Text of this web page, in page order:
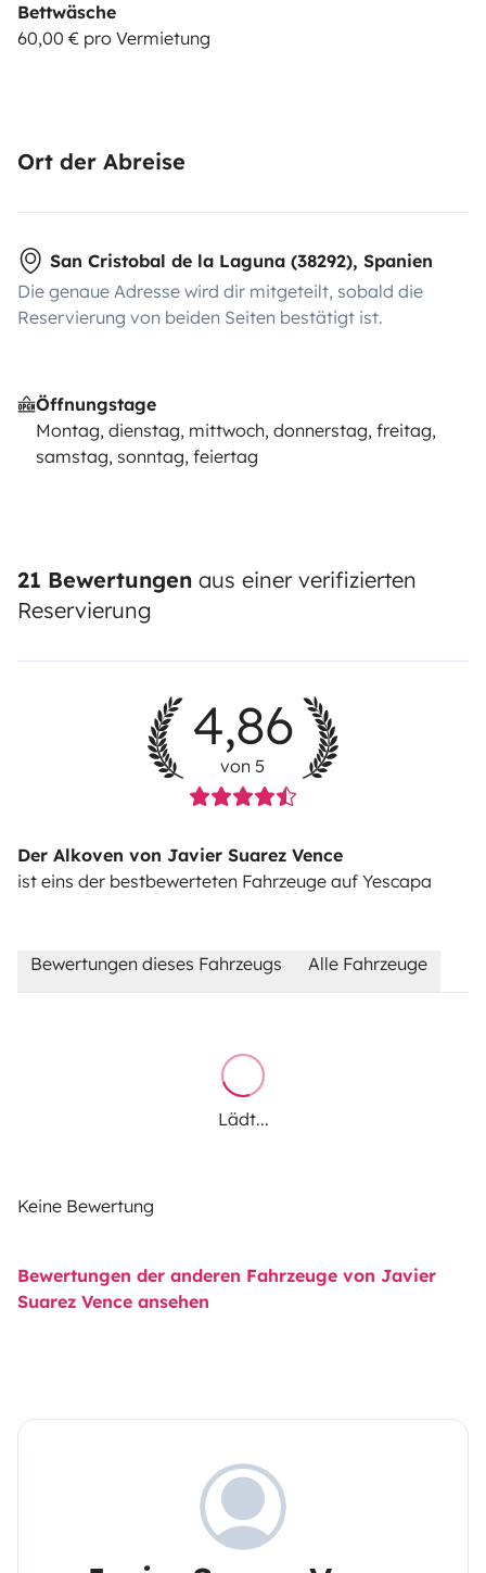
Bettwäsche
60,00 € pro Vermietung
Ort der Abreise
San Cristobal de la Laguna (38292), Spanien
Die genaue Adresse wird dir mitgeteilt, sobald die
Reservierung von beiden Seiten bestätigt ist.
Öffnungstage
Montag, dienstag, mittwoch, donnerstag, freitag,
samstag, sonntag, feiertag
21 Bewertungen aus einer verifizierten
Reservierung
4,86
von 5
Der Alkoven von Javier Suarez Vence
ist eins der bestbewerteten Fahrzeuge auf Yescapa
Bewertungen dieses Fahrzeugs Alle Fahrzeuge
Lädt...
Keine Bewertung
Bewertungen der anderen Fahrzeuge von Javier
Suarez Vence ansehen